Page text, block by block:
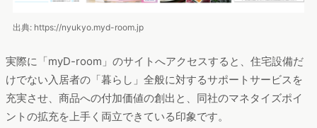
出典: https://nyukyo.myd-room.jp
実際に「myD-room」のサイトへアクセスすると、住宅設備だ
けでない入居者の「暮らし」全般に対するサポートサービスを
充実させ、商品への付加価値の創出と、同社のマネタイズポイ
ントの拡充を上手く両立できている印象です。